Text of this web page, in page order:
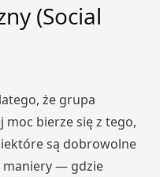
(Social
że grupa
moc bierze się z tego,
są dobrowolne
maniery — gdzie